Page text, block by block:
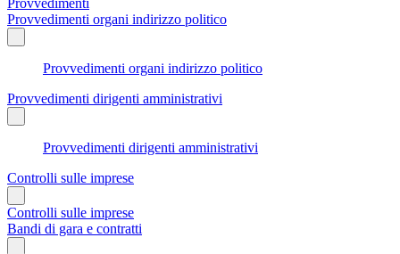
Provvedimenti organi indirizzo politico
Provvedimenti organi indirizzo politico
Provvedimenti dirigenti amministrativi
Provvedimenti dirigenti amministrativi
Controlli sulle imprese
Controlli sulle imprese
Bandi di gara e contratti